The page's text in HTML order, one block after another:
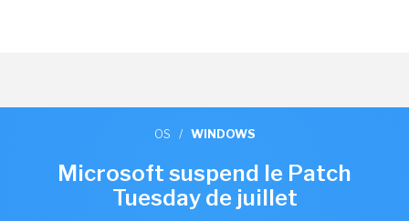
OS / WINDOWS
Microsoft suspend le Patch
Tuesday de juillet